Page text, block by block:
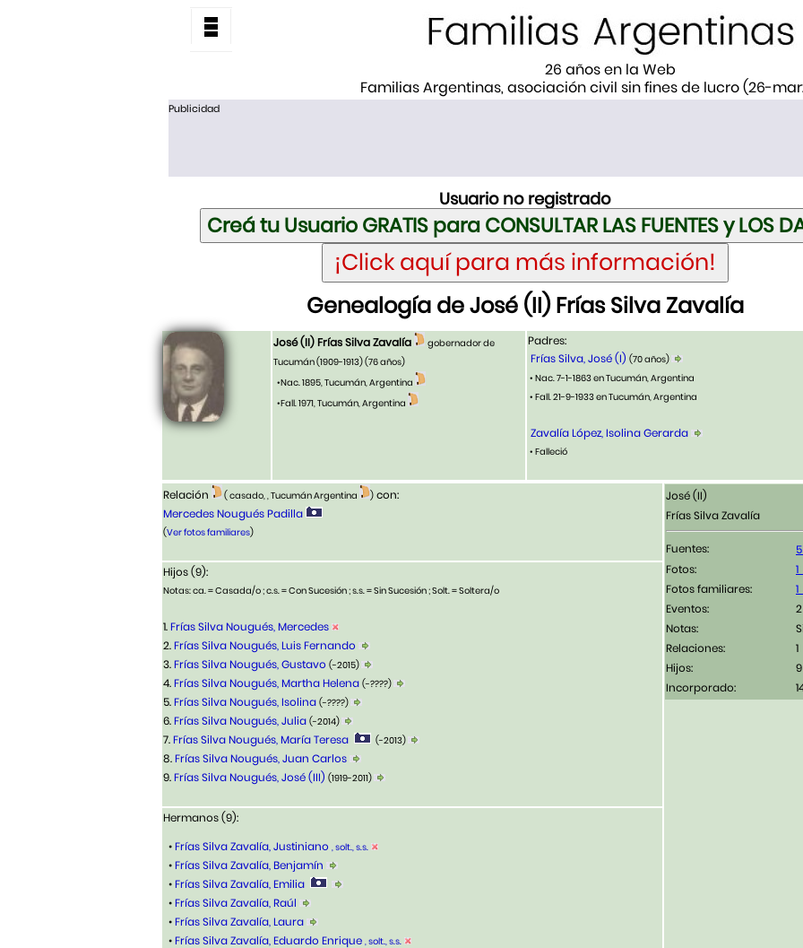
26 años en la Web
Familias Argentinas, asociación civil sin fines de lucro (26-
Publicidad
Usuario no registrado
Genealogía de José (II) Frías Silva Zavalía
José (II) Frías Silva Zavalía
gobernador de
Tucumán (1909-1913)(76 años)
•Nac. 1895, Tucumán, Argentina
•Fall. 1971, Tucumán, Argentina
Padres:
Frías Silva, José (I) (70 años)
• Nac. 7-1-1863 en Tucumán, Argentina
• Fall. 21-9-1933 en Tucumán, Argentina
Zavalía López, Isolina Gerarda
• Falleció
Relación ( casado, , Tucumán Argentina ) con:
Mercedes Nougués Padilla
(Ver fotos familiares)
José (II)
Frías Silva Zavalía
Fuentes:
Fotos:
Fotos familiares:
Eventos:
2
Notas:
Relaciones:
1
Hijos:
9
Incorporado:
Hijos (9):
Notas: ca. = Casada/o ; c.s. = Con Sucesión ; s.s. = Sin Sucesión ; Solt. = Soltera/o
1.Frías Silva Nougués, Mercedes
2.Frías Silva Nougués, Luis Fernando
3.Frías Silva Nougués, Gustavo (-2015)
4.Frías Silva Nougués, Martha Helena (-????)
5.Frías Silva Nougués, Isolina (-????)
6.Frías Silva Nougués, Julia (-2014)
7.Frías Silva Nougués, María Teresa (-2013)
8.Frías Silva Nougués, Juan Carlos
9.Frías Silva Nougués, José (III) (1919-2011)
Hermanos (9):
•Frías Silva Zavalía, Justiniano , solt., s.s.
•Frías Silva Zavalía, Benjamín
•Frías Silva Zavalía, Emilia
•Frías Silva Zavalía, Raúl
•Frías Silva Zavalía, Laura
•Frías Silva Zavalía, Eduardo Enrique , solt., s.s.